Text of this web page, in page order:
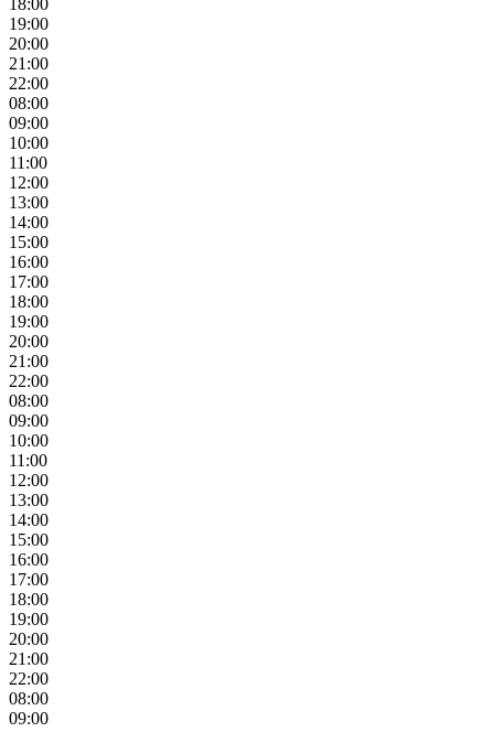
18:00
19:00
20:00
21:00
22:00
08:00
09:00
10:00
11:00
12:00
13:00
14:00
15:00
16:00
17:00
18:00
19:00
20:00
21:00
22:00
08:00
09:00
10:00
11:00
12:00
13:00
14:00
15:00
16:00
17:00
18:00
19:00
20:00
21:00
22:00
08:00
09:00